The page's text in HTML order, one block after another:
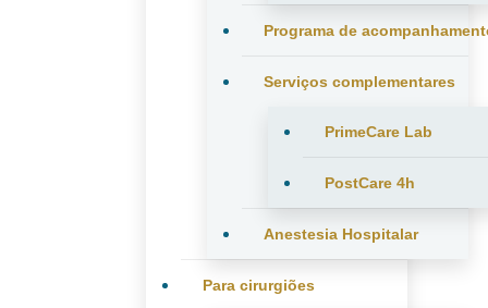
Programa de
Serviços complementares
PrimeCare Lab
PostCare 4h
Anestesia Hospitalar
Para cirurgiões